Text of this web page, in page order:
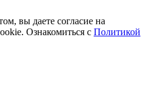
вы даете согласие на
Ознакомиться с Политикой